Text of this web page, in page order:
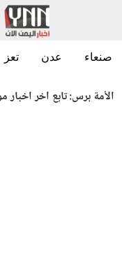
صنعاء عدن تعز
الأمة برس:تابع اخر اخبار